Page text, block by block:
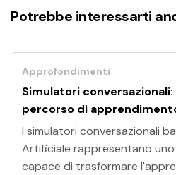
Potrebbe interessarti
Approfondimenti
Simulatori
percorso di
I simulatori conversazionali
Artificiale rappresentano
capace di trasformare